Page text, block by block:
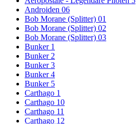
Androiden 06
Bob Morane (Splitter) 01
Bob Morane (Splitter) 02
Bob Morane (Splitter) 03
Bunker 1
Bunker 2
Bunker 3
Bunker 4
Bunker 5
Carthago 1
Carthago 10
Carthago 11
Carthago 12